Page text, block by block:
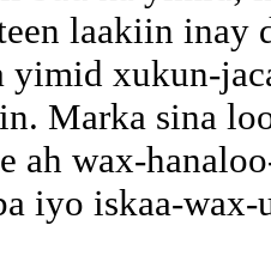
laakiin inay
yimid xukun-
Marka sina
ah wax-
iyo iskaa-wax-